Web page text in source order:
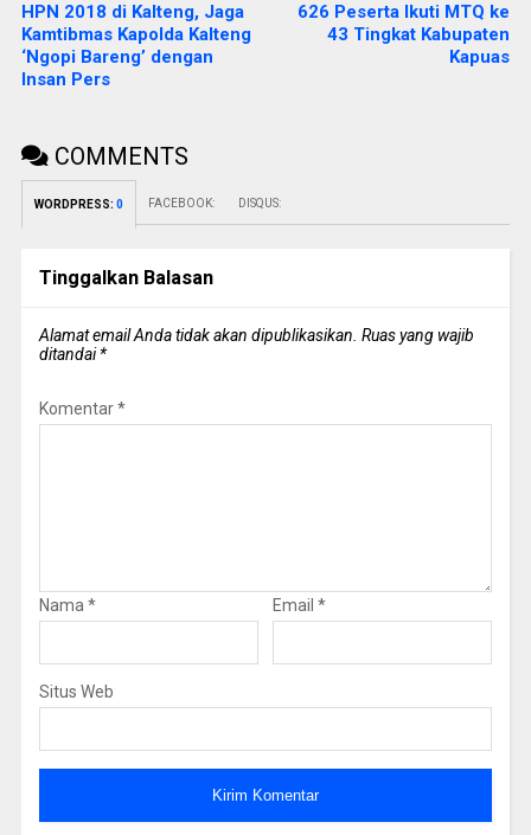
HPN 2018 di Kalteng, Jaga
Kamtibmas Kapolda Kalteng
‘Ngopi Bareng’ dengan
Insan Pers
626 Peserta Ikuti MTQ ke
43 Tingkat Kabupaten
Kapuas
COMMENTS
WORDPRESS: 0 FACEBOOK: DISQUS:
Tinggalkan Balasan
Alamat email Anda tidak akan dipublikasikan. Ruas yang wajib
ditandai*
Komentar*
Nama * Email *
Situs Web